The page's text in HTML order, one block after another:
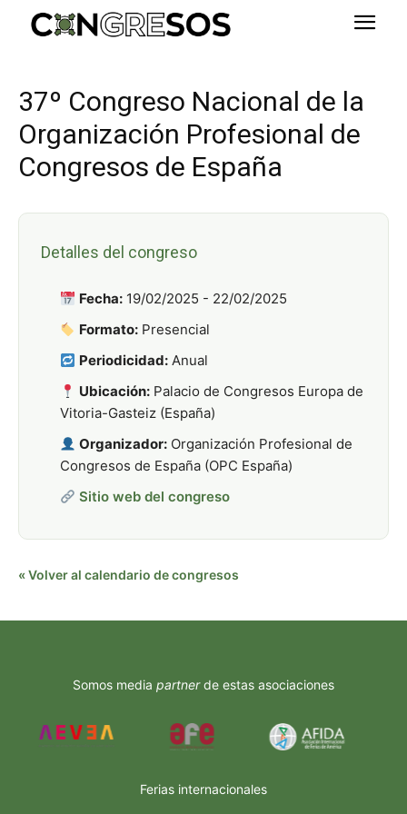
37º Congreso Nacional de la
Organización Profesional de
Congresos de España
Detalles del congreso
Fecha: 19/02/2025 - 22/02/2025
Formato: Presencial
Periodicidad: Anual
Ubicación: Palacio de Congresos Europa de
Vitoria-Gasteiz (España)
Organizador: Organización Profesional de
Congresos de España (OPC España)
Sitio web del congreso
« Volver al calendario de congresos
Somos media partnerde estas asociaciones
Ferias internacionales